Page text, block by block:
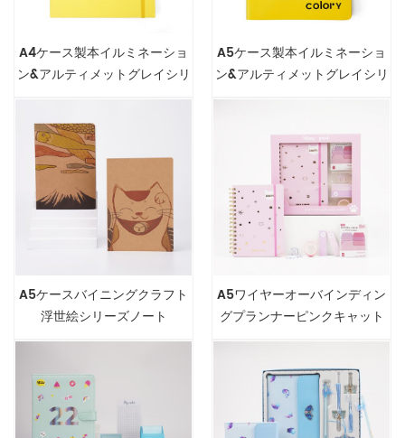
A4ケース製本イルミネーショ
ン&アルティメットグレイシリ
A5ケース製本イルミネーショ
ン&アルティメットグレイシリ
A5ケースバイニングクラフト
浮世絵シリーズノート
A5ワイヤーオーバインディン
グプランナーピンクキャット
ギフトセット